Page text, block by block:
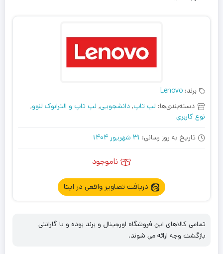
برند: Lenovo
دسته‌بندی‌ها: لپ تاپ, دانشجویی, لپ تاپ و الترابوک لنوو,
نوع کاربری
تاریخ به روز رسانی: 31 شهریور 1404
ناموجود
دریافت تصاویر واقعی در ایتا
تمامی کالاهای این فروشگاه اورجینال و برند بوده و با گارانتی
بازگشت وجه ارائه می شوند.